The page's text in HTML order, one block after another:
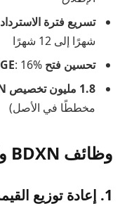
تسريع فترة الاسترداد
شهرًا إلى 12 شهرًا
تحسين فتح TGE : 16% من إجمالي الإمداد متاحة على الفور
1.8 مليون تخصيص BDXN
مخططًا في الأصل)
وظائف BDXN وكفاءته
1. إعادة توزيع القيمة ومكافآت المجتمع